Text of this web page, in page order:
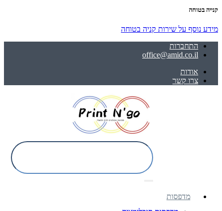
קנייה בטוחה
מידע נוסף על שירות קניה בטוחה
התחברות
office@amid.co.il
אודות
צרו קשר
מדפסות